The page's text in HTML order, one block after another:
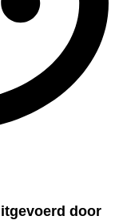
door